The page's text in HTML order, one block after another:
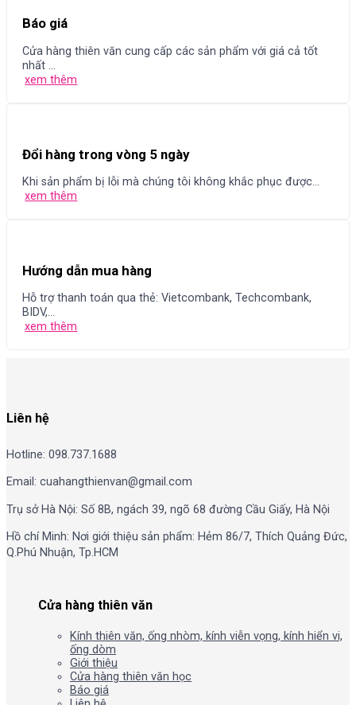
Báo giá
Cửa hàng thiên văn cung cấp các sản phẩm với giá cả tốt
nhất ...
xem thêm
Đổi hàng trong vòng 5 ngày
Khi sản phẩm bị lỗi mà chúng tôi không khắc phục được...
xem thêm
Hướng dẫn mua hàng
Hỗ trợ thanh toán qua thẻ: Vietcombank, Techcombank,
BIDV,...
xem thêm
Liên hệ
Hotline: 098.737.1688
Email: cuahangthienvan@gmail.com
Trụ sở Hà Nội: Số 8B, ngách 39, ngõ 68 đường Cầu Giấy, Hà Nội
Hồ chí Minh: Nơi giới thiệu sản phẩm: Hẻm 86/7, Thích Quảng Đức,
Q.Phú Nhuận, Tp.HCM
Cửa hàng thiên văn
Kính thiên văn, ống nhòm, kính viễn vọng, kính hiển vi,
ống dòm
Giới thiệu
Cửa hàng thiên văn học
Báo giá